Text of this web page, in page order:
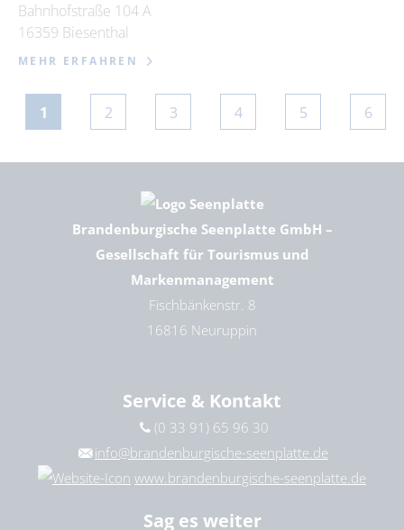
Bahnhofstraße 104 A
16359 Biesenthal
MEHR ERFAHREN
1 2 3 4 5 6
Brandenburgische Seenplatte GmbH –
Gesellschaft für Tourismus und
Markenmanagement
Fischbänkenstr. 8
16816 Neuruppin
Service & Kontakt
(0 33 91) 65 96 30
info@brandenburgische-seenplatte.de
www.brandenburgische-seenplatte.de
Sag es weiter